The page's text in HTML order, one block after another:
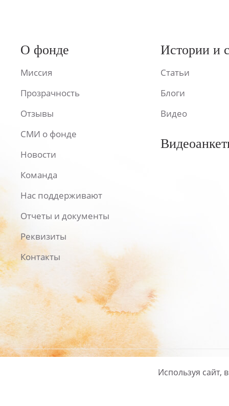
О фонде
Миссия
Прозрачность
Отзывы
СМИ о фонде
Новости
Команда
Нас поддерживают
Отчеты и документы
Реквизиты
Контакты
Истории и
Статьи
Блоги
Видео
Политика
Используя сайт,